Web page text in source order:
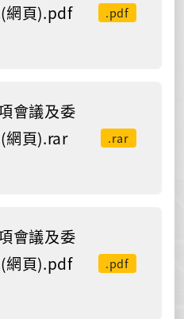
網頁).pdf
.pdf
會議及委
網頁).rar
.rar
會議及委
網頁).pdf
.pdf